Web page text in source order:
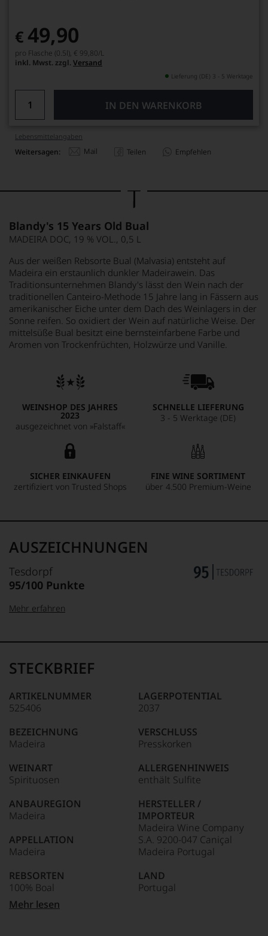
€ 49,90
pro Flasche (0.5l), € 99,80/L
inkl. Mwst. zzgl. Versand
Lieferung (DE) 3 - 5 Werktage
IN DEN WARENKORB
Lebensmittel­angaben
Weitersagen: Mail Teilen Empfehlen
Blandy's 15 Years Old Bual
MADEIRA DOC, 19 % VOL., 0,5 L
Aus der weißen Rebsorte Bual (Malvasia) entsteht auf
Madeira ein erstaunlich dunkler Madeirawein. Das
Traditionsunternehmen Blandy's lässt den Wein nach der
traditionellen Canteiro-Methode 15 Jahre lang in Fässern aus
amerikanischer Eiche unter dem Dach des Weinlagers in der
Sonne reifen. So oxidiert der Wein auf natürliche Weise. Der
mittelsüße Bual besitzt eine bernsteinfarbene Farbe und
Aromen von Trockenfrüchten, Holzwürze und Vanille.
WEINSHOP DES JAHRES
2023
ausgezeichnet von »Falstaff«
SCHNELLE LIEFERUNG
3 - 5 Werktage (DE)
SICHER EINKAUFEN
zertifiziert von Trusted Shops
FINE WINE SORTIMENT
über 4.500 Premium-Weine
AUSZEICHNUNGEN
Tesdorpf
95/100 Punkte
95–98 Punkte:
90–94 Punkte:
Unter 85 Punkte:
Name
Tesdorpf
für
»Fine
für
die
edlen
Weine
der
Welt,
kaum
ein
Das
dokumentieren
auch
und
gerade
mit
Mehr erfahren
STECKBRIEF
ARTIKELNUMMER
525406
BEZEICHNUNG
Madeira
WEINART
Spirituosen
ANBAUREGION
Madeira
APPELLATION
Madeira
REBSORTEN
100% Boal
TRINKTEMPERATUR
LAGERPOTENTIAL
2037
VERSCHLUSS
Presskorken
ALLERGENHINWEIS
enthält Sulfite
HERSTELLER /
IMPORTEUR
Madeira Wine Company
S.A. 9200-047 Caniçal
Madeira Portugal
LAND
Portugal
Mehr lesen